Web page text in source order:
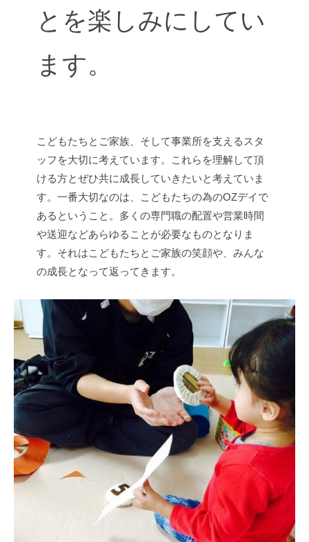
とを楽しみにしてい
ます。
こどもたちとご家族、そして事業所を支えるスタ
ッフを大切に考えています。これらを理解して頂
ける方とぜひ共に成長していきたいと考えていま
す。一番大切なのは、こどもたちの為のOZデイで
あるということ。多くの専門職の配置や営業時間
や送迎などあらゆることが必要なものとなりま
す。それはこどもたちとご家族の笑顔や、みんな
の成長となって返ってきます。